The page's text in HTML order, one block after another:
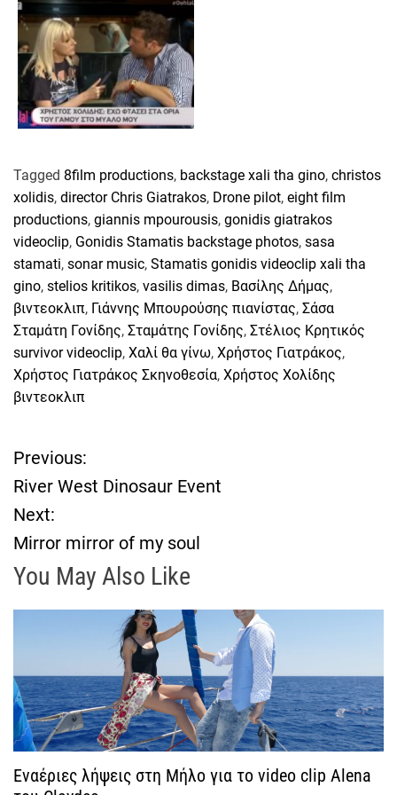
Tagged 8film productions, backstage xali tha gino, christos
xolidis, director Chris Giatrakos, Drone pilot, eight film
productions, giannis mpourousis, gonidis giatrakos
videoclip, Gonidis Stamatis backstage photos, sasa
stamati, sonar music, Stamatis gonidis videoclip xali tha
gino, stelios kritikos, vasilis dimas, Βασίλης Δήμας,
βιντεοκλιπ, Γιάννης Μπουρούσης πιανίστας, Σάσα
Σταμάτη Γονίδης, Σταμάτης Γονίδης, Στέλιος Κρητικός
survivor videoclip, Χαλί θα γίνω, Χρήστος Γιατράκος,
Χρήστος Γιατράκος Σκηνοθεσία, Χρήστος Χολίδης
βιντεοκλιπ
Π
λ
ο
ή
η
σ
η
Previous:
River West Dinosaur Event
Next:
Mirror mirror of my soul
You May Also Like
Εναέριες λήψεις στη Μήλο για το video clip Alena